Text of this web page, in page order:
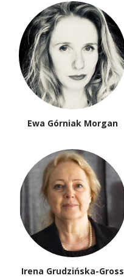
Ewa Górniak Morgan
Irena Grudzińska-Gross